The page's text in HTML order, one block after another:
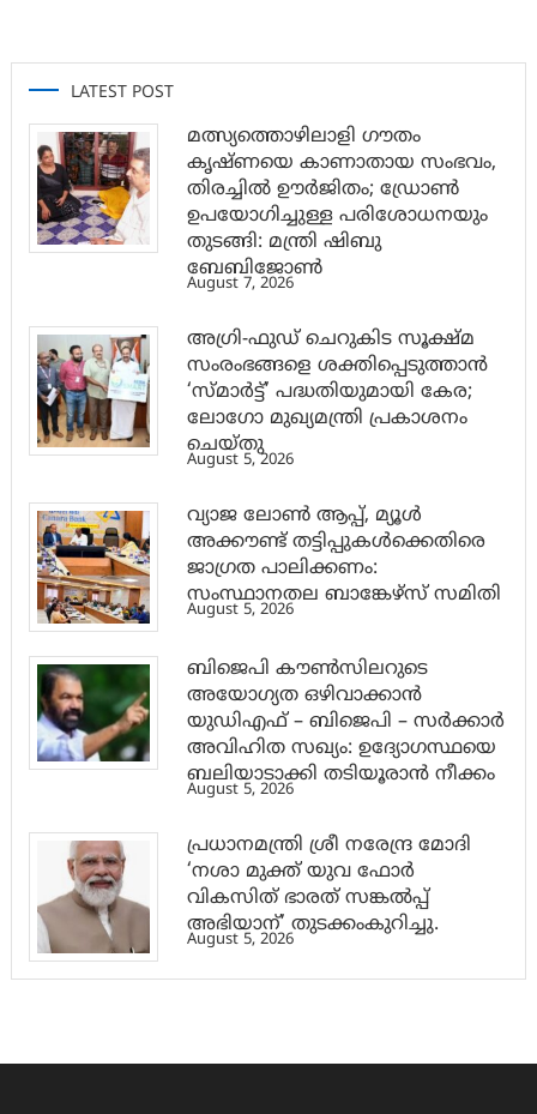
LATEST POST
മത്സ്യത്തൊഴിലാളി ഗൗതം
കൃഷ്ണയെ കാണാതായ സംഭവം,
തിരച്ചിൽ ഊർജിതം; ഡ്രോണ്‍
ഉപയോഗിച്ചുള്ള പരിശോധനയും
തുടങ്ങി: മന്ത്രി ഷിബു
ബേബിജോണ്‍
August 7, 2026
അഗ്രി-ഫുഡ് ചെറുകിട സൂക്ഷ്മ
സംരംഭങ്ങളെ ശക്തിപ്പെടുത്താന്‍
‘സ്മാര്‍ട്ട്’ പദ്ധതിയുമായി കേര;
ലോഗോ മുഖ്യമന്ത്രി പ്രകാശനം
ചെയ്തു
August 5, 2026
വ്യാജ ലോൺ ആപ്പ്, മ്യൂൾ
അക്കൗണ്ട് തട്ടിപ്പുകൾക്കെതിരെ
ജാ​ഗ്രത പാലിക്കണം:
സംസ്ഥാനതല ബാങ്കേഴ്സ് സമിതി
August 5, 2026
ബിജെപി കൗൺസിലറുടെ
അയോഗ്യത ഒഴിവാക്കാൻ
യുഡിഎഫ് – ബിജെപി – സർക്കാർ
അവിഹിത സഖ്യം: ഉദ്യോഗസ്ഥയെ
ബലിയാടാക്കി തടിയൂരാൻ നീക്കം
August 5, 2026
പ്രധാനമന്ത്രി ശ്രീ നരേന്ദ്ര മോദി
‘നശാ മുക്ത് യുവ ഫോർ
വികസിത് ഭാരത് സങ്കൽപ്പ്
അഭിയാന്’ തുടക്കംകുറിച്ചു.
August 5, 2026